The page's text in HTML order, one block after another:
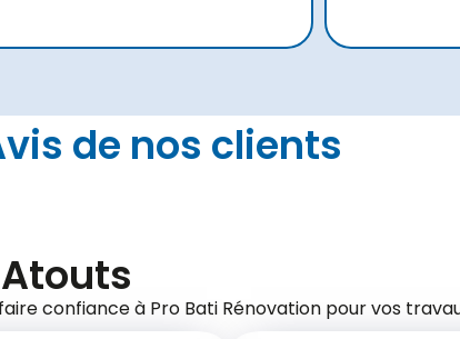
de nos clients
confiance à Pro Bati Rénovation pour vos